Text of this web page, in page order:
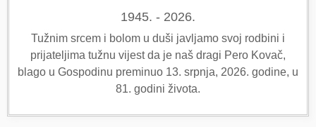
1945. - 2026.
Tužnim srcem i bolom u duši javljamo svoj rodbini i
prijateljima tužnu vijest da je naš dragi Pero Kovač,
blago u Gospodinu preminuo 13. srpnja, 2026. godine, u
81. godini života.